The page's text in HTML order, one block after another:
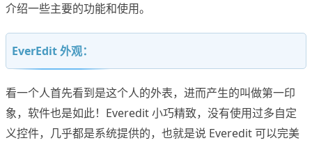
介绍一些主要的功能和使用。
EverEdit 外观：
看一个人首先看到是这个人的外表，进而产生的叫做第一印
象，软件也是如此！Everedit 小巧精致，没有使用过多自定
义控件，几乎都是系统提供的，也就是说 Everedit 可以完美